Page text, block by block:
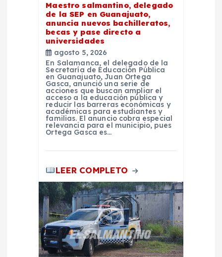
Maestro salmantino, delegado
de la SEP en Guanajuato,
anuncia nuevos bachilleratos,
becas y pase directo a
universidades
agosto 5, 2026
En Salamanca, el delegado de la
Secretaría de Educación Pública
en Guanajuato, Juan Ortega
Gasca, anunció una serie de
acciones que buscan ampliar el
acceso a la educación pública y
reducir las barreras económicas y
académicas para estudiantes y
familias. El anuncio cobra especial
relevancia para el municipio, pues
Ortega Gasca es…
LEER COMPLETO